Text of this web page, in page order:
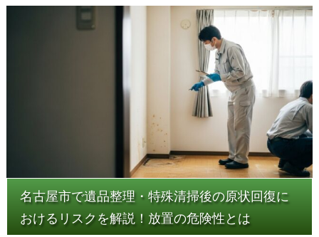
名古屋市で遺品整理・特殊清掃後の原状回復に
おけるリスクを解説！放置の危険性とは